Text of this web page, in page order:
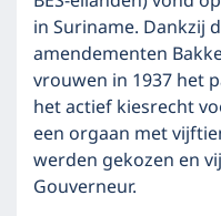
in Suriname. Dankzij
amendementen
vrouwen in 1937 het
het actief kiesrecht
een orgaan met
werden gekozen en
Gouverneur.